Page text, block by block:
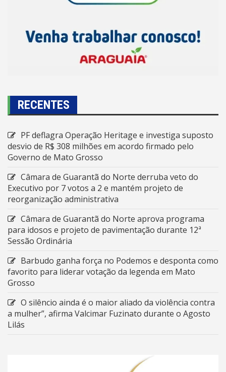
RECENTES
PF deflagra Operação Heritage e investiga suposto
desvio de R$ 308 milhões em acordo firmado pelo
Governo de Mato Grosso
Câmara de Guarantã do Norte derruba veto do
Executivo por 7 votos a 2 e mantém projeto de
reorganização administrativa
Câmara de Guarantã do Norte aprova programa
para idosos e projeto de pavimentação durante 12ª
Sessão Ordinária
Barbudo ganha força no Podemos e desponta como
favorito para liderar votação da legenda em Mato
Grosso
O silêncio ainda é o maior aliado da violência contra
a mulher”, afirma Valcimar Fuzinato durante o Agosto
Lilás